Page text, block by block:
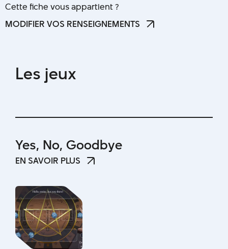
Cette fiche vous appartient ?
MODIFIER VOS RENSEIGNEMENTS
Les jeux
Yes, No, Goodbye
EN SAVOIR PLUS